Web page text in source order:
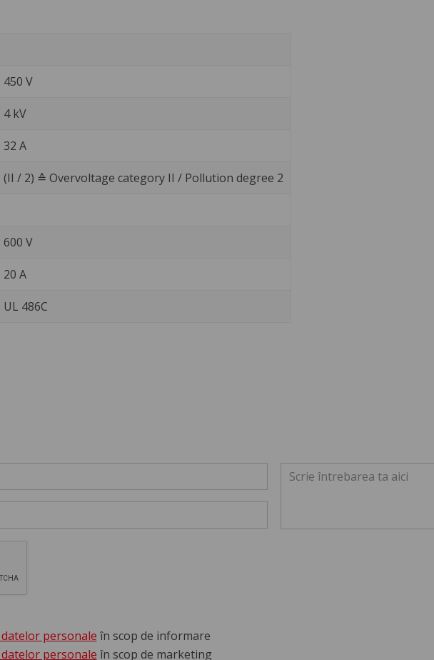
450 V
4 kV
32 A
(II / 2) ≙ Overvoltage category II / Pollution degree 2
600 V
20 A
UL 486C
personale în scop de informare
personale în scop de marketing